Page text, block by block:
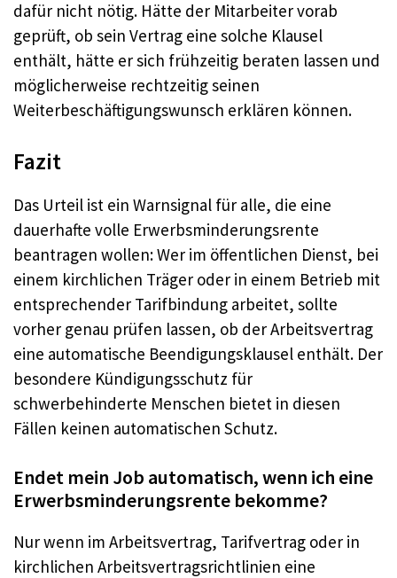
dafür nicht nötig. Hätte der Mitarbeiter vorab
geprüft, ob sein Vertrag eine solche Klausel
enthält, hätte er sich frühzeitig beraten lassen und
möglicherweise rechtzeitig seinen
Weiterbeschäftigungswunsch erklären können.
Fazit
Das Urteil ist ein Warnsignal für alle, die eine
dauerhafte volle Erwerbsminderungsrente
beantragen wollen: Wer im öffentlichen Dienst, bei
einem kirchlichen Träger oder in einem Betrieb mit
entsprechender Tarifbindung arbeitet, sollte
vorher genau prüfen lassen, ob der Arbeitsvertrag
eine automatische Beendigungsklausel enthält. Der
besondere Kündigungsschutz für
schwerbehinderte Menschen bietet in diesen
Fällen keinen automatischen Schutz.
Endet mein Job automatisch, wenn ich eine
Erwerbsminderungsrente bekomme?
Nur wenn im Arbeitsvertrag, Tarifvertrag oder in
kirchlichen Arbeitsvertragsrichtlinien eine